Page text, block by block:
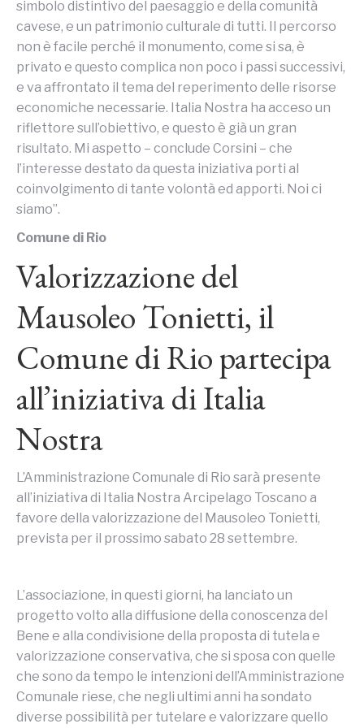
simbolo distintivo del paesaggio e della comunità
cavese, e un patrimonio culturale di tutti. Il percorso
non è facile perché il monumento, come si sa, è
privato e questo complica non poco i passi successivi,
e va affrontato il tema del reperimento delle risorse
economiche necessarie. Italia Nostra ha acceso un
riflettore sull’obiettivo, e questo è già un gran
risultato. Mi aspetto – conclude Corsini – che
l’interesse destato da questa iniziativa porti al
coinvolgimento di tante volontà ed apporti. Noi ci
siamo”.
Comune di Rio
Valorizzazione del
Mausoleo Tonietti, il
Comune di Rio partecipa
all’iniziativa di Italia
Nostra
L’Amministrazione Comunale di Rio sarà presente
all’iniziativa di Italia Nostra Arcipelago Toscano a
favore della valorizzazione del Mausoleo Tonietti,
prevista per il prossimo sabato 28 settembre.
L’associazione, in questi giorni, ha lanciato un
progetto volto alla diffusione della conoscenza del
Bene e alla condivisione della proposta di tutela e
valorizzazione conservativa, che si sposa con quelle
che sono da tempo le intenzioni dell’Amministrazione
Comunale riese, che negli ultimi anni ha sondato
diverse possibilità per tutelare e valorizzare quello